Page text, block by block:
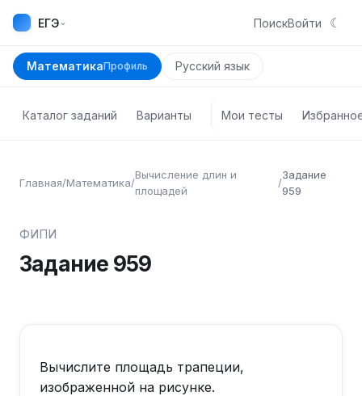
ЕГЭ⌄ ПоискВойти ☾
МатематикаПрофиль Русский язык
Каталог заданий Варианты Мои тесты
Главная/Математика/
Вычисление длин и
площадей
/
Задание
959
ФИПИ
Задание 959
Вычислите площадь трапеции,
изображенной на рисунке.